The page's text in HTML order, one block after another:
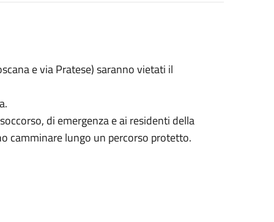
e via Pratese) saranno vietati il
di emergenza e ai residenti della
camminare lungo un percorso protetto.